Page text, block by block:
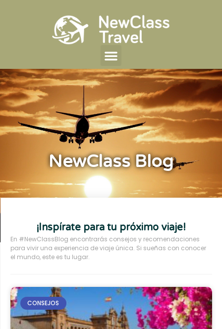
NewClass Blog
¡Inspírate para tu próximo viaje!
En #NewClassBlog encontrarás consejos y recomendaciones
para vivir una experiencia de viaje única. Si sueñas con conocer
el mundo, este es tu lugar.
CONSEJOS